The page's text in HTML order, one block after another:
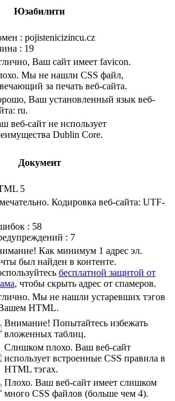
Юзабилити
: pojistenicizincu.cz
: 19
Ваш сайт имеет favicon.
Мы не нашли CSS файл,
за печать веб-сайта.
Ваш установленный язык веб-
ru.
веб-сайт не использует
Dublin Core.
Документ
5
Кодировка веб-сайта: UTF-
: 58
: 7
Как минимум 1 адрес эл.
был найден в контенте.
бесплатной защитой от
, чтобы скрыть адрес от спамеров.
Мы не нашли устаревших тэгов
HTML.
Внимание! Попытайтесь избежать
вложенных таблиц.
Слишком плохо. Ваш веб-сайт
использует встроенные CSS правила в
HTML тэгах.
Плохо. Ваш веб-сайт имеет слишком
много CSS файлов (больше чем 4).